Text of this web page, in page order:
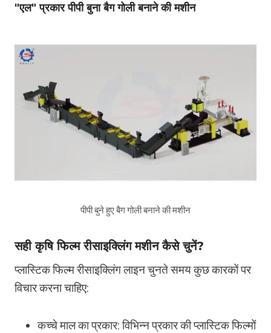
"एल" प्रकार पीपी बुना बैग गोली बनाने की मशीन
पीपी बुने हुए बैग गोली बनाने की मशीन
सही कृषि फिल्म रीसाइक्लिंग मशीन कैसे चुनें?
प्लास्टिक फिल्म रीसाइक्लिंग लाइन चुनते समय कुछ कारकों पर
विचार करना चाहिए:
कच्चे माल का प्रकार: विभिन्न प्रकार की प्लास्टिक फिल्मों